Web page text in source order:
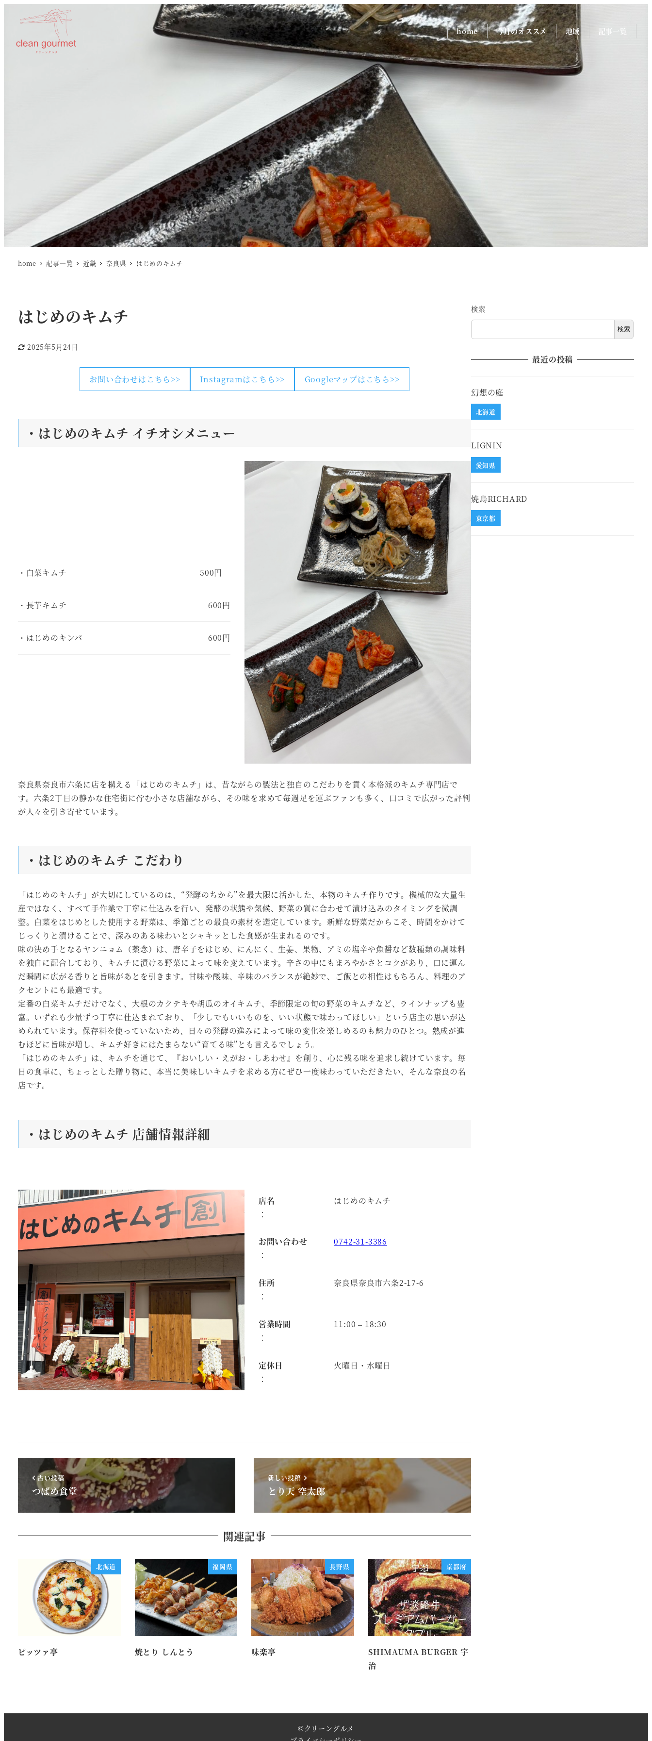
home 今月のオススメ 地域 記事一覧
home 記事一覧 近畿 奈良県 はじめのキムチ
はじめのキムチ
更新日
2025年5月24日
お問い合わせはこちら>> Instagramはこちら>> Googleマップはこちら>>
・はじめのキムチ イチオシメニュー
・白菜キムチ 500円
・長芋キムチ 600円
・はじめのキンパ 600円
奈良県奈良市六条に店を構える「はじめのキムチ」は、昔ながらの製法と独自のこだわりを貫く本格派のキムチ専門店で
す。六条2丁目の静かな住宅街に佇む小さな店舗ながら、その味を求めて毎週足を運ぶファンも多く、口コミで広がった評判
が人々を引き寄せています。
・はじめのキムチ こだわり
「はじめのキムチ」が大切にしているのは、“発酵のちから”を最大限に活かした、本物のキムチ作りです。機械的な大量生
産ではなく、すべて手作業で丁寧に仕込みを行い、発酵の状態や気候、野菜の質に合わせて漬け込みのタイミングを微調
整。白菜をはじめとした使用する野菜は、季節ごとの最良の素材を選定しています。新鮮な野菜だからこそ、時間をかけて
じっくりと漬けることで、深みのある味わいとシャキッとした食感が生まれるのです。
味の決め手となるヤンニョム（薬念）は、唐辛子をはじめ、にんにく、生姜、果物、アミの塩辛や魚醤など数種類の調味料
を独自に配合しており、キムチに漬ける野菜によって味を変えています。辛さの中にもまろやかさとコクがあり、口に運ん
だ瞬間に広がる香りと旨味があとを引きます。甘味や酸味、辛味のバランスが絶妙で、ご飯との相性はもちろん、料理のア
クセントにも最適です。
定番の白菜キムチだけでなく、大根のカクテキや胡瓜のオイキムチ、季節限定の旬の野菜のキムチなど、ラインナップも豊
富。いずれも少量ずつ丁寧に仕込まれており、「少しでもいいものを、いい状態で味わってほしい」という店主の思いが込
められています。保存料を使っていないため、日々の発酵の進みによって味の変化を楽しめるのも魅力のひとつ。熟成が進
むほどに旨味が増し、キムチ好きにはたまらない“育てる味”とも言えるでしょう。
「はじめのキムチ」は、キムチを通じて、『おいしい・えがお・しあわせ』を創り、心に残る味を追求し続けています。毎
日の食卓に、ちょっとした贈り物に、本当に美味しいキムチを求める方にぜひ一度味わっていただきたい、そんな奈良の名
店です。
・はじめのキムチ 店舗情報詳細
店名
：
はじめのキムチ
お問い合わせ
：
0742-31-3386
住所
：
奈良県奈良市六条2-17-6
営業時間
：
11:00 – 18:30
定休日
：
火曜日・水曜日
古い投稿
つばめ食堂
新しい投稿
とり天 空太郎
関連記事
北海道
ピッツァ亭
福岡県
焼とり しんとう
長野県
味楽亭
京都府
SHIMAUMA BURGER 宇
治
検索
検索
最近の投稿
幻想の庭
北海道
LIGNIN
愛知県
焼鳥RICHARD
東京都
©クリーングルメ